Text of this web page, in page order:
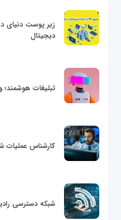
دیجیتال
تبلیغات هوشمند؛
کارشناس عملیات
شبکه دسترسی